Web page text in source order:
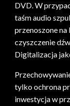
DVD. W
taśm audio
przenoszone
czyszczenie
Digitalizacja
tylko ochrona
inwestycja w